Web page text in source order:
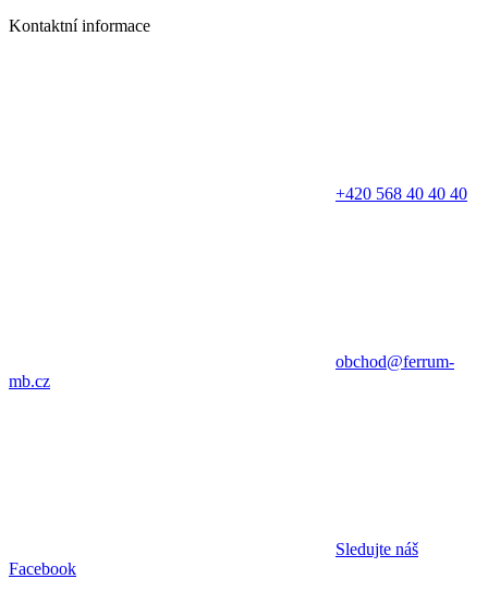
Kontaktní informace
+420 568 40 40 40
obchod@ferrum-
mb.cz
Sledujte náš
Facebook